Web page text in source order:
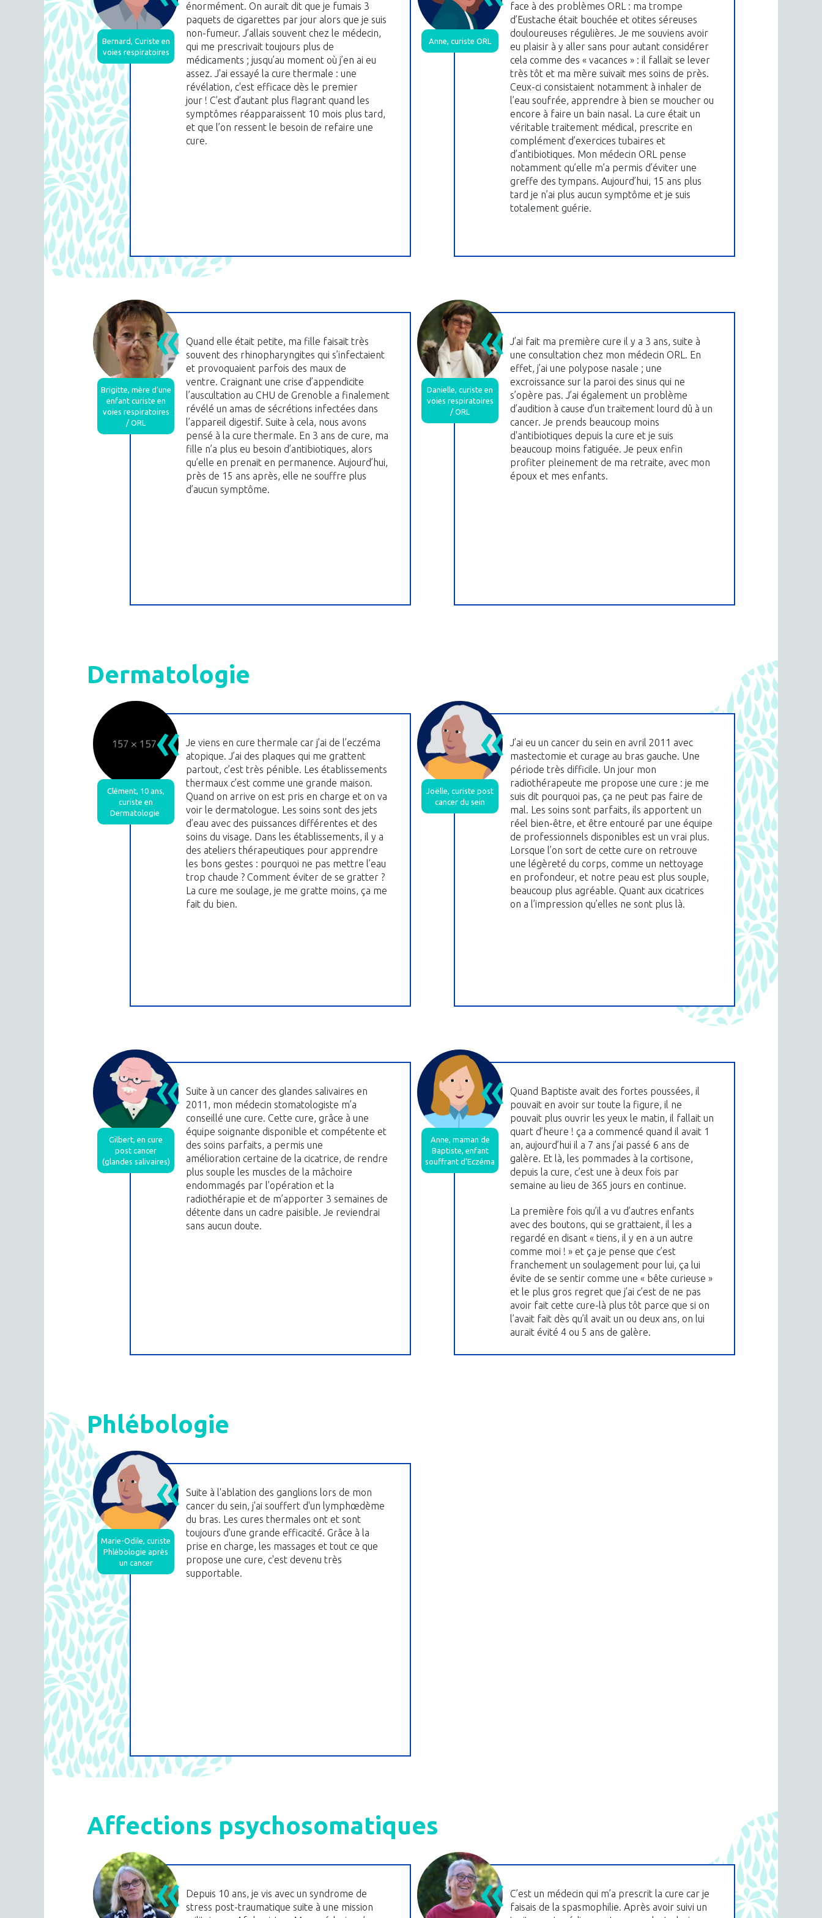
Bernard, Curiste en
voies respiratoires
énormément. On aurait dit que je fumais 3
paquets de cigarettes par jour alors que je suis
non-fumeur. J’allais souvent chez le médecin,
qui me prescrivait toujours plus de
médicaments ; jusqu’au moment où j’en ai eu
assez. J'ai essayé la cure thermale : une
révélation, c'est efficace dès le premier
jour ! C’est d’autant plus flagrant quand les
symptômes réapparaissent 10 mois plus tard,
et que l’on ressent le besoin de refaire une
cure.
Anne, curiste ORL
face à des problèmes ORL : ma trompe
d’Eustache était bouchée et otites séreuses
douloureuses régulières. Je me souviens avoir
eu plaisir à y aller sans pour autant considérer
cela comme des « vacances » : il fallait se lever
très tôt et ma mère suivait mes soins de près.
Ceux-ci consistaient notamment à inhaler de
l’eau soufrée, apprendre à bien se moucher ou
encore à faire un bain nasal. La cure était un
véritable traitement médical, prescrite en
complément d’exercices tubaires et
d’antibiotiques. Mon médecin ORL pense
notamment qu’elle m’a permis d’éviter une
greffe des tympans. Aujourd’hui, 15 ans plus
tard je n’ai plus aucun symptôme et je suis
totalement guérie.
Brigitte, mère d’une
enfant curiste en
voies respiratoires
/ ORL
Quand elle était petite, ma fille faisait très
souvent des rhinopharyngites qui s’infectaient
et provoquaient parfois des maux de
ventre. Craignant une crise d’appendicite
l’auscultation au CHU de Grenoble a finalement
révélé un amas de sécrétions infectées dans
l’appareil digestif. Suite à cela, nous avons
pensé à la cure thermale. En 3 ans de cure, ma
fille n’a plus eu besoin d’antibiotiques, alors
qu’elle en prenait en permanence. Aujourd’hui,
près de 15 ans après, elle ne souffre plus
d’aucun symptôme.
Danielle, curiste en
voies respiratoires
/ ORL
J’ai fait ma première cure il y a 3 ans, suite à
une consultation chez mon médecin ORL. En
effet, j’ai une polypose nasale ; une
excroissance sur la paroi des sinus qui ne
s’opère pas. J’ai également un problème
d’audition à cause d’un traitement lourd dû à un
cancer. Je prends beaucoup moins
d'antibiotiques depuis la cure et je suis
beaucoup moins fatiguée. Je peux enfin
profiter pleinement de ma retraite, avec mon
époux et mes enfants.
Dermatologie
Clément, 10 ans,
curiste en
Dermatologie
Je viens en cure thermale car j’ai de l’eczéma
atopique. J’ai des plaques qui me grattent
partout, c’est très pénible. Les établissements
thermaux c’est comme une grande maison.
Quand on arrive on est pris en charge et on va
voir le dermatologue. Les soins sont des jets
d’eau avec des puissances différentes et des
soins du visage. Dans les établissements, il y a
des ateliers thérapeutiques pour apprendre
les bons gestes : pourquoi ne pas mettre l’eau
trop chaude ? Comment éviter de se gratter ?
La cure me soulage, je me gratte moins, ça me
fait du bien.
Joëlle, curiste post
cancer du sein
J’ai eu un cancer du sein en avril 2011 avec
mastectomie et curage au bras gauche. Une
période très difficile. Un jour mon
radiothérapeute me propose une cure : je me
suis dit pourquoi pas, ça ne peut pas faire de
mal. Les soins sont parfaits, ils apportent un
réel bien-être, et être entouré par une équipe
de professionnels disponibles est un vrai plus.
Lorsque l’on sort de cette cure on retrouve
une légèreté du corps, comme un nettoyage
en profondeur, et notre peau est plus souple,
beaucoup plus agréable. Quant aux cicatrices
on a l’impression qu’elles ne sont plus là.
Gilbert, en cure
post cancer
(glandes salivaires)
Suite à un cancer des glandes salivaires en
2011, mon médecin stomatologiste m’a
conseillé une cure. Cette cure, grâce à une
équipe soignante disponible et compétente et
des soins parfaits, a permis une
amélioration certaine de la cicatrice, de rendre
plus souple les muscles de la mâchoire
endommagés par l’opération et la
radiothérapie et de m’apporter 3 semaines de
détente dans un cadre paisible. Je reviendrai
sans aucun doute.
Anne, maman de
Baptiste, enfant
souffrant d’Eczéma
Quand Baptiste avait des fortes poussées, il
pouvait en avoir sur toute la figure, il ne
pouvait plus ouvrir les yeux le matin, il fallait un
quart d’heure ! ça a commencé quand il avait 1
an, aujourd’hui il a 7 ans j’ai passé 6 ans de
galère. Et là, les pommades à la cortisone,
depuis la cure, c’est une à deux fois par
semaine au lieu de 365 jours en continue.
La première fois qu’il a vu d’autres enfants
avec des boutons, qui se grattaient, il les a
regardé en disant « tiens, il y en a un autre
comme moi ! » et ça je pense que c’est
franchement un soulagement pour lui, ça lui
évite de se sentir comme une « bête curieuse »
et le plus gros regret que j’ai c’est de ne pas
avoir fait cette cure-là plus tôt parce que si on
l’avait fait dès qu’il avait un ou deux ans, on lui
aurait évité 4 ou 5 ans de galère.
Phlébologie
Marie-Odile, curiste
Phlébologie après
un cancer
Suite à l'ablation des ganglions lors de mon
cancer du sein, j'ai souffert d'un lymphœdème
du bras. Les cures thermales ont et sont
toujours d'une grande efficacité. Grâce à la
prise en charge, les massages et tout ce que
propose une cure, c'est devenu très
supportable.
Affections psychosomatiques
Depuis 10 ans, je vis avec un syndrome de
stress post-traumatique suite à une mission
C’est un médecin qui m’a prescrit la cure car je
faisais de la spasmophilie. Après avoir suivi un